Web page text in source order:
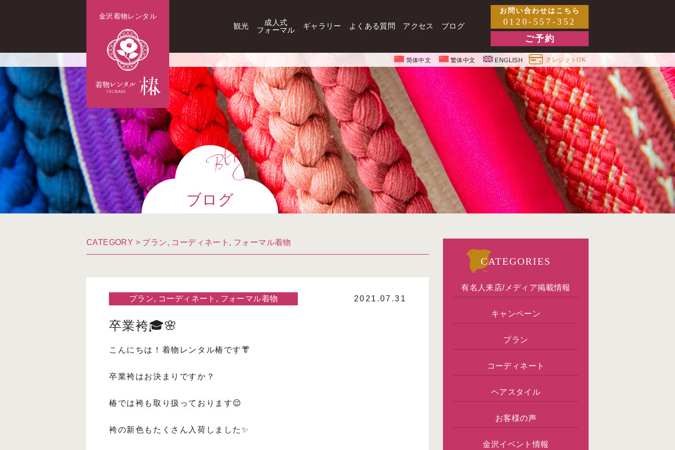
金沢着物レンタル
観光
成人式
フォーマル
ギャラリー よくある質問 アクセス ブログ
お問い合わせはこちら
0120-557-352
ご予約
简体中文 繁体中文 ENGLISH クレジットOK
ブログ
CATEGORY > プラン, コーディネート , フォーマル着物
プラン, コーディネート , フォーマル着物 2021.07.31
卒業袴🎓🌸
こんにちは！着物レンタル椿です👘
卒業袴はお決まりですか？
椿では袴も取り扱っております😌
袴の新色もたくさん入荷しました✨
CATEGORIES
有名人来店/メディア掲載情報
キャンペーン
プラン
コーディネート
ヘアスタイル
お客様の声
金沢イベント情報